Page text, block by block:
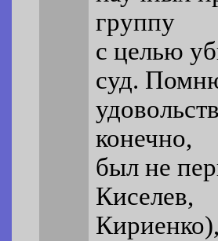
группу
с целью
суд.
конечно,
был не
Киселев,